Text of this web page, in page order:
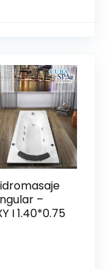
–
I 1.40*0.75